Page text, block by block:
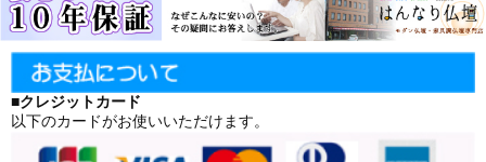
■クレジットカード
以下のカードがお使いいただけます。